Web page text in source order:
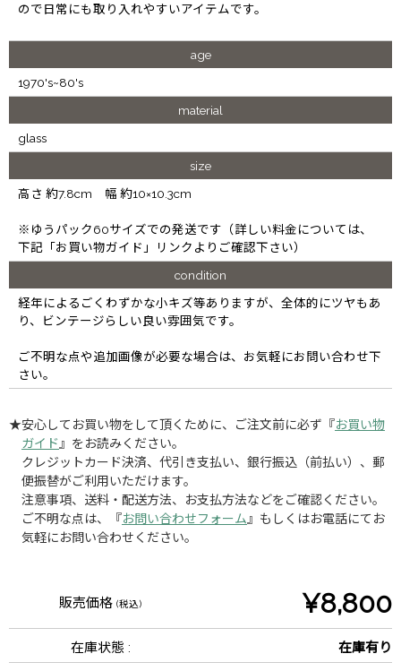
ので日常にも取り入れやすいアイテムです。
age
1970's~80's
material
glass
size
高さ 約7.8cm 幅 約10×10.3cm
※ゆうパック60サイズでの発送です（詳しい料金については、
下記「お買い物ガイド」リンクよりご確認下さい）
condition
経年によるごくわずかな小キズ等ありますが、全体的にツヤもあ
り、ビンテージらしい良い雰囲気です。
ご不明な点や追加画像が必要な場合は、お気軽にお問い合わせ下
さい。
★安心してお買い物をして頂くために、ご注文前に必ず『お買い物
ガイド 』をお読みください。
クレジットカード決済、代引き支払い、銀行振込（前払い）、郵
便振替がご利用いただけます。
注意事項、送料・配送方法、お支払方法などをご確認ください。
ご不明な点は、『お問い合わせフォーム 』もしくはお電話にてお
気軽にお問い合わせください。
販売価格 (税込) ¥8,800
在庫状態 : 在庫有り